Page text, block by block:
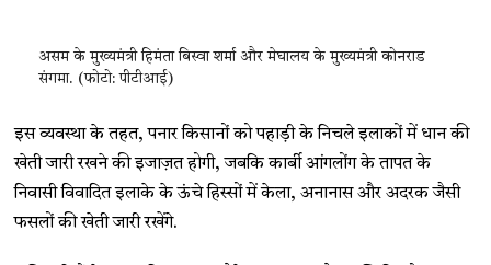
असम के मुख्यमंत्री हिमंता बिस्वा शर्मा और मेघालय के मुख्यमंत्री कोनराड
संगमा. (फोटो: पीटीआई)
इस व्यवस्था के तहत, पनार किसानों को पहाड़ी के निचले इलाकों में धान की
खेती जारी रखने की इजाज़त होगी, जबकि कार्बी आंगलोंग के तापत के
निवासी विवादित इलाके के ऊंचे हिस्सों में केला, अनानास और अदरक जैसी
फसलों की खेती जारी रखेंगे.